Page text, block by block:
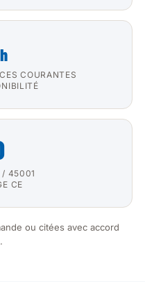
h
COURANTES
45001
CE
ou citées avec accord